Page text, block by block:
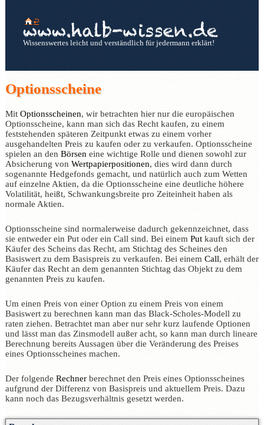
Wissenswertes leicht und verständlich für jedermann erklärt!
Optionsscheine
Mit Optionsscheinen, wir betrachten hier nur die europäischen
Optionsscheine, kann man sich das Recht kaufen, zu einem
feststehenden späteren Zeitpunkt etwas zu einem vorher
ausgehandelten Preis zu kaufen oder zu verkaufen. Optionsscheine
spielen an den Börsen eine wichtige Rolle und dienen sowohl zur
Absicherung von Wertpapierpositionen, dies wird dann durch
sogenannte Hedgefonds gemacht, und natürlich auch zum Wetten
auf einzelne Aktien, da die Optionsscheine eine deutliche höhere
Volatilität, heißt, Schwankungsbreite pro Zeiteinheit haben als
normale Aktien.
Optionsscheine sind normalerweise dadurch gekennzeichnet, dass
sie entweder ein Put oder ein Call sind. Bei einem Putkauft sich der
Käufer des Scheins das Recht, am Stichtag des Scheines den
Basiswert zu dem Basispreis zu verkaufen. Bei einem Call, erhält der
Käufer das Recht an dem genannten Stichtag das Objekt zu dem
genannten Preis zu kaufen.
Um einen Preis von einer Option zu einem Preis von einem
Basiswert zu berechnen kann man das Black-Scholes-Modell zu
raten ziehen. Betrachtet man aber nur sehr kurz laufende Optionen
und lässt man das Zinsmodell außer acht, so kann man durch lineare
Berechnung bereits Aussagen über die Veränderung des Preises
eines Optionsscheines machen.
Der folgende Rechnerberechnet den Preis eines Optionsscheines
aufgrund der Differenz von Basispreis und aktuellem Preis. Dazu
kann noch das Bezugsverhältnis gesetzt werden.